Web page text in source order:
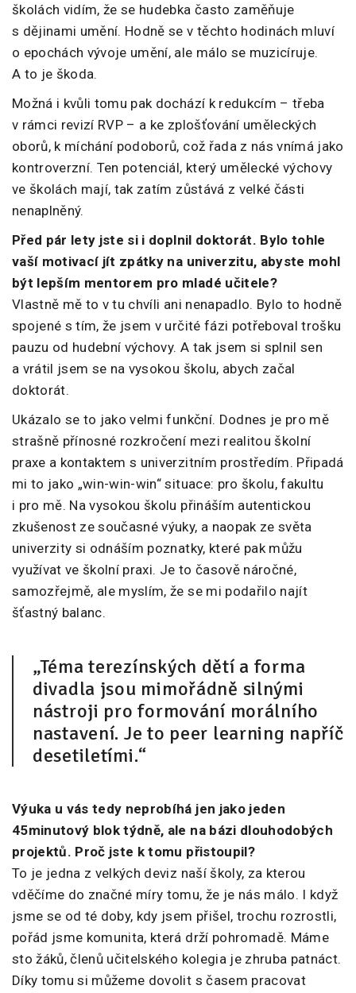
školách vidím, že se hudebka často zaměňuje
s dějinami umění. Hodně se v těchto hodinách mluví
o epochách vývoje umění, ale málo se muzicíruje.
A to je škoda.
Možná i kvůli tomu pak dochází k redukcím – třeba
v rámci revizí RVP – a ke zplošťování uměleckých
oborů, k míchání podoborů, což řada z nás vnímá jako
kontroverzní. Ten potenciál, který umělecké výchovy
ve školách mají, tak zatím zůstává z velké části
nenaplněný.
Před pár lety jste si i doplnil doktorát. Bylo tohle
vaší motivací jít zpátky na univerzitu, abyste mohl
být lepším mentorem pro mladé učitele?
Vlastně mě to v tu chvíli ani nenapadlo. Bylo to hodně
spojené s tím, že jsem v určité fázi potřeboval trošku
pauzu od hudební výchovy. A tak jsem si splnil sen
a vrátil jsem se na vysokou školu, abych začal
doktorát.
Ukázalo se to jako velmi funkční. Dodnes je pro mě
strašně přínosné rozkročení mezi realitou školní
praxe a kontaktem s univerzitním prostředím. Připadá
mi to jako „win-win-win“ situace: pro školu, fakultu
i pro mě. Na vysokou školu přináším autentickou
zkušenost ze současné výuky, a naopak ze světa
univerzity si odnáším poznatky, které pak můžu
využívat ve školní praxi. Je to časově náročné,
samozřejmě, ale myslím, že se mi podařilo najít
šťastný balanc.
„Téma terezínských dětí a forma
divadla jsou mimořádně silnými
nástroji pro formování morálního
nastavení. Je to peer learning napříč
desetiletími.“
Výuka u vás tedy neprobíhá jen jako jeden
45minutový blok týdně, ale na bázi dlouhodobých
projektů. Proč jste k tomu přistoupil?
To je jedna z velkých deviz naší školy, za kterou
vděčíme do značné míry tomu, že je nás málo. I když
jsme se od té doby, kdy jsem přišel, trochu rozrostli,
pořád jsme komunita, která drží pohromadě. Máme
sto žáků, členů učitelského kolegia je zhruba patnáct.
Díky tomu si můžeme dovolit s časem pracovat